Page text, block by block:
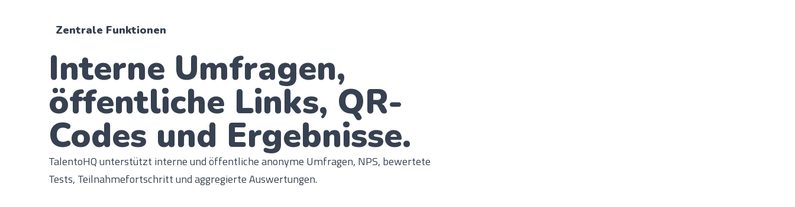
Zentrale Funktionen
Interne Umfragen,
öffentliche Links, QR-
Codes und Ergebnisse.
TalentoHQ unterstützt interne und öffentliche anonyme Umfragen, NPS, bewertete
Tests, Teilnahmefortschritt und aggregierte Auswertungen.